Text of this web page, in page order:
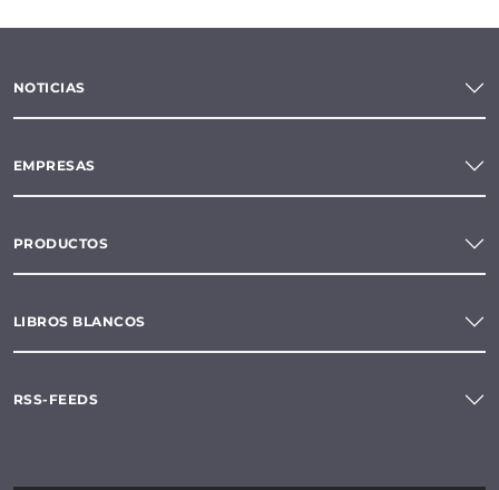
NOTICIAS
EMPRESAS
PRODUCTOS
LIBROS BLANCOS
RSS-FEEDS